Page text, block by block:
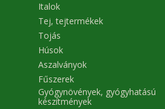
Italok
Tej, tejtermékek
Tojás
Húsok
Aszalványok
Fűszerek
Gyógynövények, gyógyhatású
készítmények